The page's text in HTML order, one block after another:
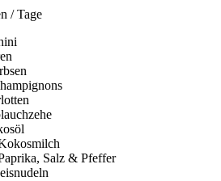
/ Tage
Salz & Pfeffer